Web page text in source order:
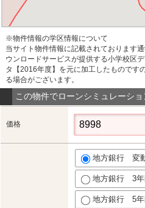
※物件情報の学区情報について
当サイト物件情報に記載されております
ウンロードサービスが提供する小学校区
タ【2016年度】を元に加工したものです
る場合がございます。
この物件でローンシミュレーショ
価格
地方銀行 変
地方銀行 3年
地方銀行 5年